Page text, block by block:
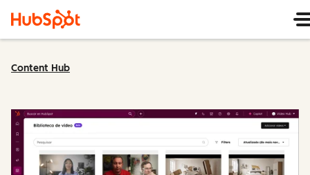
Content Hub